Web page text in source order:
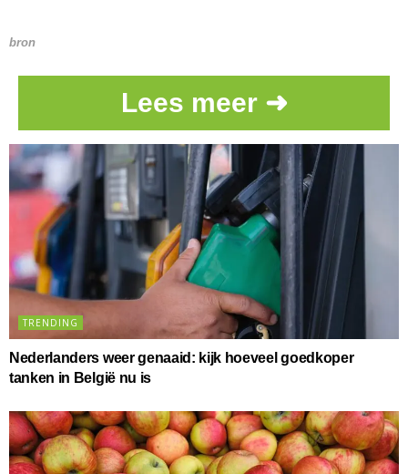
bron
Lees meer ➜
TRENDING
Nederlanders weer genaaid: kijk hoeveel goedkoper
tanken in België nu is